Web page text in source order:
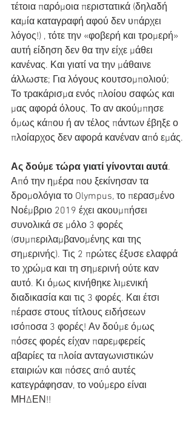
τέτοια παρόμοια περιστατικά (δηλαδή
καμία καταγραφή αφού δεν υπάρχει
λόγος!) , τότε την «φοβερή και τρομερή»
αυτή είδηση δεν θα την είχε μάθει
κανένας. Και γιατί να την μάθαινε
άλλωστε; Για λόγους κουτσομπολιού;
Το τρακάρισμα ενός πλοίου σαφώς και
μας αφορά όλους. Το αν ακούμπησε
όμως κάπου ή αν τέλος πάντων έβηξε ο
πλοίαρχος δεν αφορά κανέναν από εμάς.
Ας δούμε τώρα γιατί γίνονται αυτά.
Από την ημέρα που ξεκίνησαν τα
δρομολόγια το Olympus, το περασμένο
Νοέμβριο 2019 έχει ακουμπήσει
συνολικά σε μόλο 3 φορές
(συμπεριλαμβανομένης και της
σημερινής). Τις 2 πρώτες έξυσε ελαφρά
το χρώμα και τη σημερινή ούτε καν
αυτό. Κι όμως κινήθηκε λιμενική
διαδικασία και τις 3 φορές. Και έτσι
πέρασε στους τίτλους ειδήσεων
ισόποσα 3 φορές! Αν δούμε όμως
πόσες φορές είχαν παρεμφερείς
αβαρίες τα πλοία ανταγωνιστικών
εταιριών και πόσες από αυτές
κατεγράφησαν, το νούμερο είναι
ΜΗΔΕΝ!!